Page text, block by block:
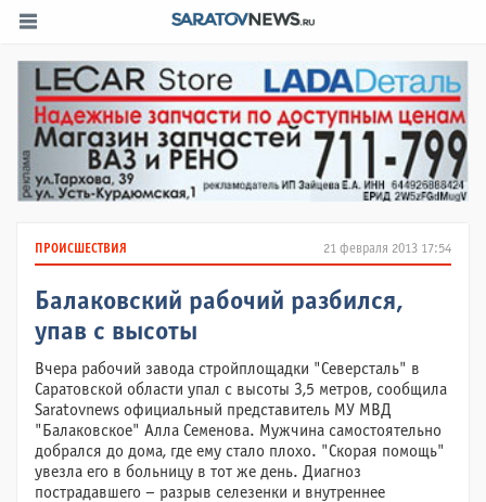
21 февраля 2013 17:54
ПРОИСШЕСТВИЯ
Балаковский рабочий разбился,
упав с высоты
Вчера рабочий завода стройплощадки "Северсталь" в
Саратовской области упал с высоты 3,5 метров, сообщила
Saratovnews официальный представитель МУ МВД
"Балаковское" Алла Семенова. Мужчина самостоятельно
добрался до дома, где ему стало плохо. "Скорая помощь"
увезла его в больницу в тот же день. Диагноз
пострадавшего – разрыв селезенки и внутреннее